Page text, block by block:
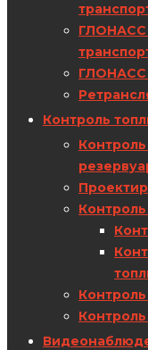
ГЛОНАСС
ГЛОНАСС
Контроль